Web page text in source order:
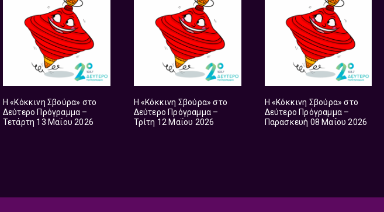
Η «Κόκκινη Σβούρα» στο
Δεύτερο Πρόγραμμα –
Τετάρτη 13 Μαΐου 2026
Η «Κόκκινη Σβούρα» στο
Δεύτερο Πρόγραμμα –
Τρίτη 12 Μαΐου 2026
Η «Κόκκινη Σβούρα» στο
Δεύτερο Πρόγραμμα –
Παρασκευή 08 Μαΐου 2026